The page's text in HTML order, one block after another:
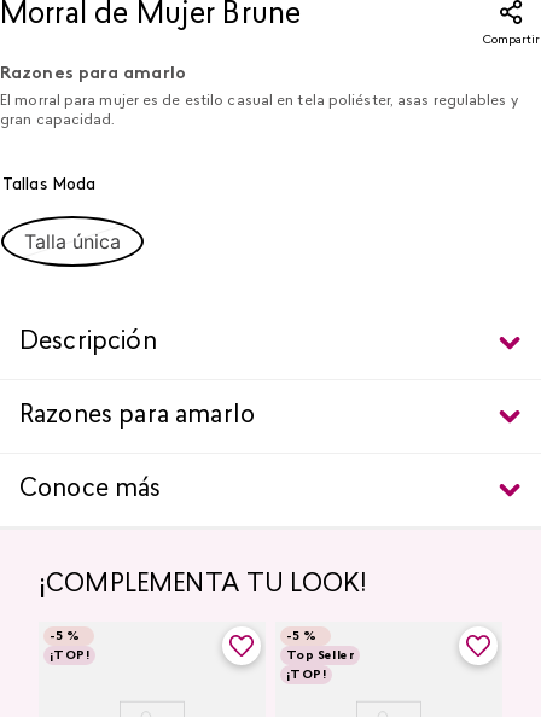
Morral de Mujer Brune
Compartir
Razones para amarlo
El morral para mujer es de estilo casual en tela poliéster, asas regulables y
gran capacidad.
Tallas Moda
Talla única
Descripción
Razones para amarlo
Conoce más
¡COMPLEMENTA TU LOOK!
-5 %
¡TOP!
-5 %
Top Seller
¡TOP!